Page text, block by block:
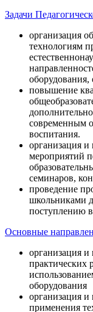
Задачи
организация
технологиям
оборудования,
повышение
современным
воспитания.
организация и
мероприятий
семинаров,
проведение
школьниками
поступлению
Основные
организация и
практических
оборудования
организация и
применения